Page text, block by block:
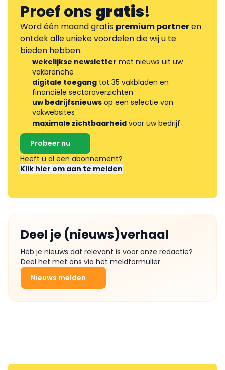
Proef onsgratis!
Word één maand gratis premium partneren
ontdek alle unieke voordelen die wij u te
bieden hebben.
wekelijkse newsletter met nieuws uit uw
vakbranche
digitale toegang tot 35 vakbladen en
financiële sectoroverzichten
uw bedrijfsnieuws op een selectie van
vakwebsites
maximale zichtbaarheid voor uw bedrijf
Probeer nu
Heeft u al een abonnement?
Klik hier om aan te melden
Deel je (nieuws)verhaal
Heb je nieuws dat relevant is voor onze redactie?
Deel het met ons via het meldformulier.
Nieuws melden